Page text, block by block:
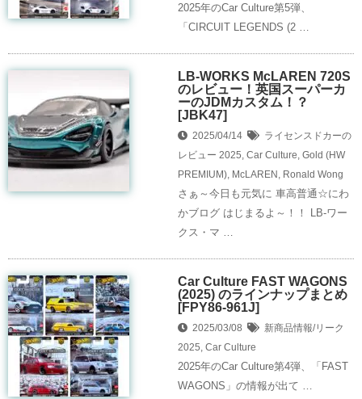
2025年のCar Culture第5弾、
「CIRCUIT LEGENDS (2 …
LB-WORKS McLAREN 720S
のレビュー！英国スーパーカ
ーのJDMカスタム！？
[JBK47]
2025/04/14
ライセンスドカーの
レビュー 2025, Car Culture, Gold (HW
PREMIUM), McLAREN , Ronald Wong
さぁ～今日も元気に 車高普通☆にわ
かブログ はじまるよ～！！ LB-ワー
クス・マ …
Car Culture FAST WAGONS
(2025) のラインナップまとめ
[FPY86-961J]
2025/03/08
新商品情報/リーク
2025, Car Culture
2025年のCar Culture第4弾、「FAST
WAGONS」の情報が出て …